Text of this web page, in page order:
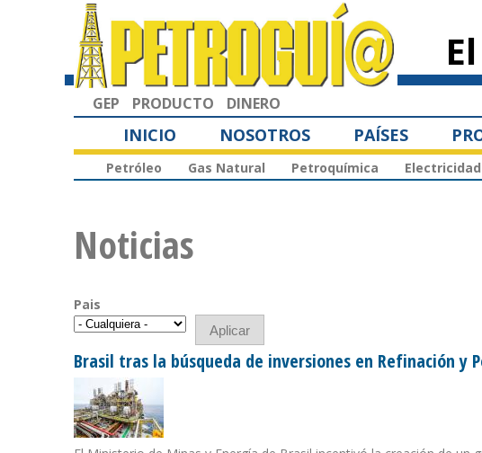
GEP PRODUCTO DINERO
INICIO NOSOTROS PAÍSES
Petróleo Gas Natural Petroquímica Electricidad
Noticias
Pais
Brasil tras la búsqueda de inversiones en Refinación y